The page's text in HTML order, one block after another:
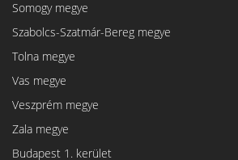
Somogy megye
Szabolcs-Szatmár-Bereg megye
Tolna megye
Vas megye
Veszprém megye
Zala megye
Budapest 1. kerület